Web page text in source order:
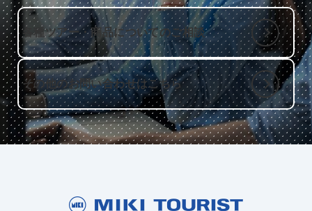
各種ツアー・商品についてのご相談
その他のお問い合わせはこちら